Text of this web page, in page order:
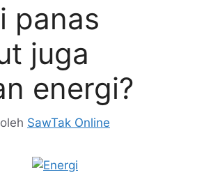
panas
juga
energi?
oleh SawTak Online